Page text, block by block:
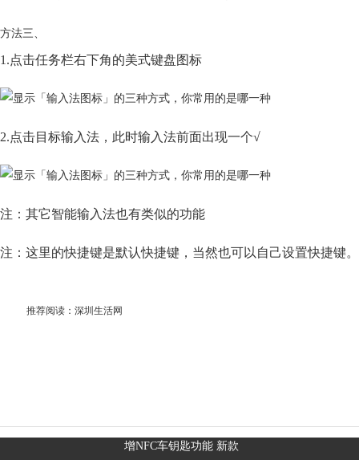
方法三、
1.点击任务栏右下角的美式键盘图标
2.点击目标输入法，此时输入法前面出现一个√
注：其它智能输入法也有类似的功能
注：这里的快捷键是默认快捷键，当然也可以自己设置快捷键。
推荐阅读： 深圳生活网
增NFC车钥匙功能 新款